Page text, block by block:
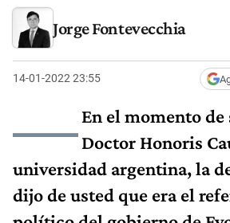
Jorge Fontevecchia
14-01-2022 23:55
—En el momento
Doctor Honoris
universidad argentina, la
dijo de usted que era el